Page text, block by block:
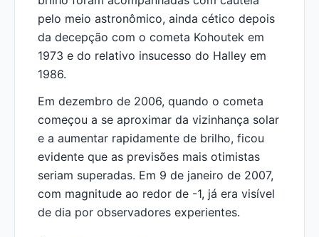
pelo meio astronômico, ainda cético depois
da decepção com o cometa Kohoutek em
1973 e do relativo insucesso do Halley em
1986.
Em dezembro de 2006, quando o cometa
começou a se aproximar da vizinhança solar
e a aumentar rapidamente de brilho, ficou
evidente que as previsões mais otimistas
seriam superadas. Em 9 de janeiro de 2007,
com magnitude ao redor de -1, já era visível
de dia por observadores experientes.